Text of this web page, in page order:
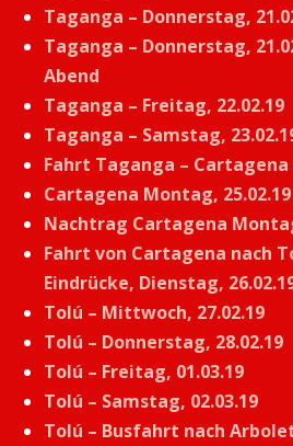
Taganga – Donnerstag,
Taganga – Donnerstag,
Abend
Taganga – Freitag, 22.02.19
Taganga – Samstag,
Fahrt Taganga –
Cartagena Montag, 25.02.19
Nachtrag Cartagena
Fahrt von Cartagena nach
Eindrücke, Dienstag,
Tolú – Mittwoch, 27.02.19
Tolú – Donnerstag, 28.02.19
Tolú – Freitag, 01.03.19
Tolú – Samstag, 02.03.19
Tolú – Busfahrt nach